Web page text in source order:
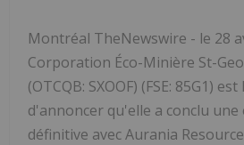
Montréal TheNewswire - le 28
Corporation Éco-Minière St-
(OTCQB: SXOOF) (FSE: 85G1)
d'annoncer qu'elle a conclu
définitive avec Aurania